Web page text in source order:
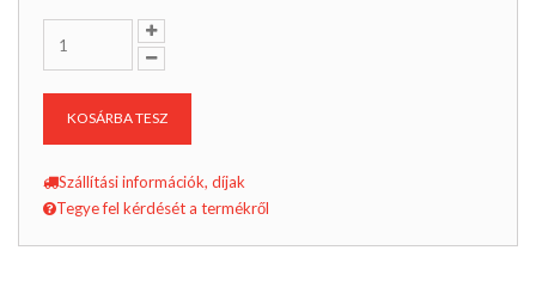
KOSÁRBA TESZ
Szállítási információk, díjak
Tegye fel kérdését a termékről